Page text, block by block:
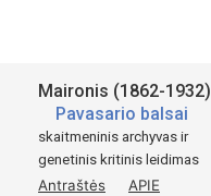
Maironis (1862-1932)
Pavasario balsai
skaitmeninis archyvas ir
genetinis kritinis leidimas
Antraštės
APIE